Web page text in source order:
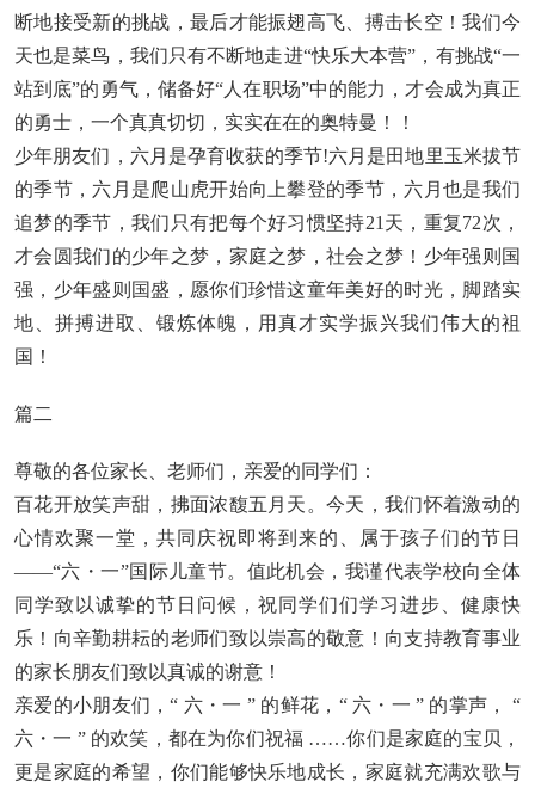
断地接受新的挑战，最后才能振翅高飞、搏击长空！我们今
天也是菜鸟，我们只有不断地走进“快乐大本营”，有挑战“一
站到底”的勇气，储备好“人在职场”中的能力，才会成为真正
的勇士，一个真真切切，实实在在的奥特曼！！
少年朋友们，六月是孕育收获的季节!六月是田地里玉米拔节
的季节，六月是爬山虎开始向上攀登的季节，六月也是我们
追梦的季节，我们只有把每个好习惯坚持21天，重复72次，
才会圆我们的少年之梦，家庭之梦，社会之梦！少年强则国
强，少年盛则国盛，愿你们珍惜这童年美好的时光，脚踏实
地、拼搏进取、锻炼体魄，用真才实学振兴我们伟大的祖
国！
篇二
尊敬的各位家长、老师们，亲爱的同学们：
百花开放笑声甜，拂面浓馥五月天。今天，我们怀着激动的
心情欢聚一堂，共同庆祝即将到来的、属于孩子们的节日
――“六・一”国际儿童节。值此机会，我谨代表学校向全体
同学致以诚挚的节日问候，祝同学们们学习进步、健康快
乐！向辛勤耕耘的老师们致以崇高的敬意！向支持教育事业
的家长朋友们致以真诚的谢意！
亲爱的小朋友们，“ 六・一 ” 的鲜花，“ 六・一 ” 的掌声， “
六・一 ” 的欢笑，都在为你们祝福 ……你们是家庭的宝贝，
更是家庭的希望，你们能够快乐地成长，家庭就充满欢歌与